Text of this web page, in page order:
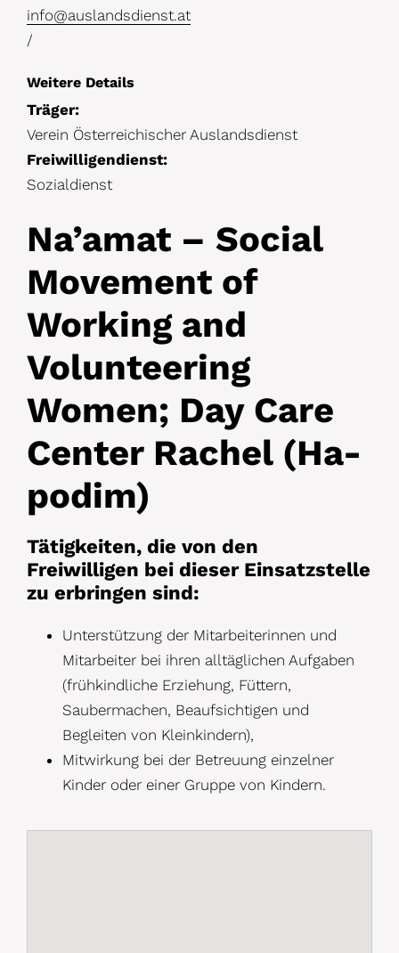
info@auslandsdienst.at
/
Weitere Details
Träger:
Verein Österreichischer Auslandsdienst
Freiwilligendienst:
Sozialdienst
Na’amat – Social
Movement of
Working and
Volunteering
Women; Day Care
Center Rachel (Ha-
podim)
Tätigkeiten, die von den
Freiwilligen bei dieser Einsatzstelle
zu erbringen sind:
Unterstützung der Mitarbeiterinnen und
Mitarbeiter bei ihren alltäglichen Aufgaben
(frühkindliche Erziehung, Füttern,
Saubermachen, Beaufsichtigen und
Begleiten von Kleinkindern),
Mitwirkung bei der Betreuung einzelner
Kinder oder einer Gruppe von Kindern.